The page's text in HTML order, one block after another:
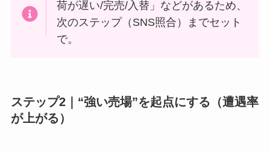
荷が遅い/完売/入替」などがあるため、
次のステップ（SNS照合）までセット
で。
ステップ2｜“強い売場”を起点にする（遭遇率
が上がる）